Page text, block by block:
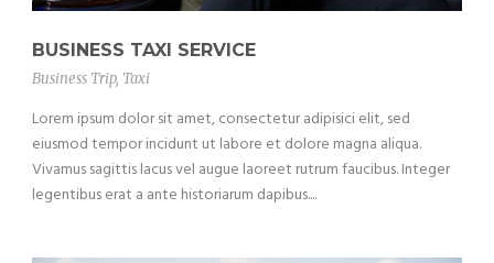
BUSINESS TAXI SERVICE
Business Trip, Taxi
Lorem ipsum dolor sit amet, consectetur adipisici elit, sed
eiusmod tempor incidunt ut labore et dolore magna aliqua.
Vivamus sagittis lacus vel augue laoreet rutrum faucibus. Integer
legentibus erat a ante historiarum dapibus....